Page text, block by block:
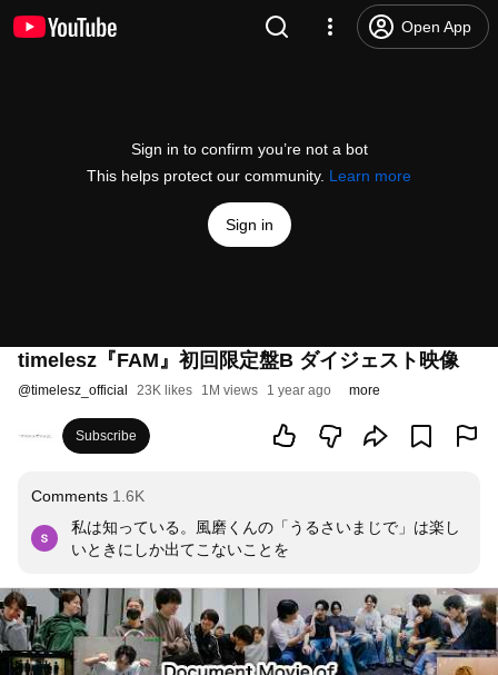
Open App
Sign in to confirm you’re not a bot
This helps protect our community. Learn more
Sign in
timelesz『FAM』初回限定盤B ダイジェスト映像
@timelesz_official 23K likes 1M views 1 year ago more
Subscribe
Comments 1.6K
私は知っている。風磨くんの「うるさいまじで」は楽し
いときにしか出てこないことを